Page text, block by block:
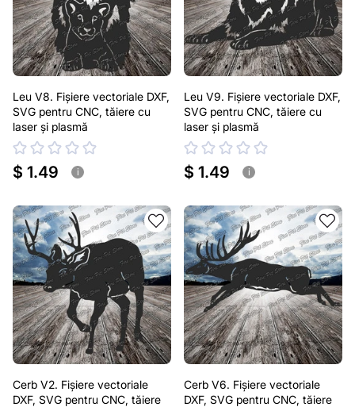
Leu V8. Fișiere vectoriale DXF,
SVG pentru CNC, tăiere cu
laser și plasmă
$ 1.49 i
Leu V9. Fișiere vectoriale DXF,
SVG pentru CNC, tăiere cu
laser și plasmă
$ 1.49 i
Cerb V2. Fișiere vectoriale
DXF, SVG pentru CNC, tăiere
Cerb V6. Fișiere vectoriale
DXF, SVG pentru CNC, tăiere